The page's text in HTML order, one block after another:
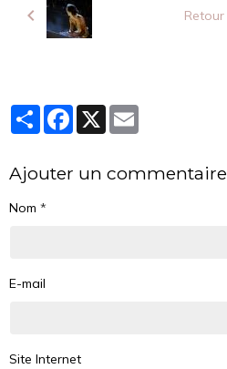
Retour
PartagerFacebook
X
Ajouter un commentaire
Nom
E-mail
Site Internet